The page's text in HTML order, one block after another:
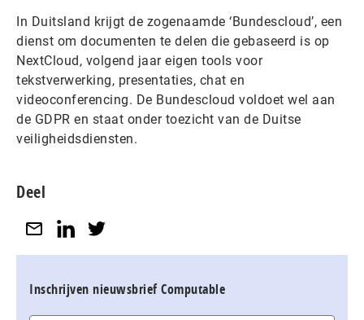
In Duitsland krijgt de zogenaamde ‘Bundescloud’, een
dienst om documenten te delen die gebaseerd is op
NextCloud, volgend jaar eigen tools voor
tekstverwerking, presentaties, chat en
videoconferencing. De Bundescloud voldoet wel aan
de GDPR en staat onder toezicht van de Duitse
veiligheidsdiensten.
Deel
Inschrijven nieuwsbrief Computable